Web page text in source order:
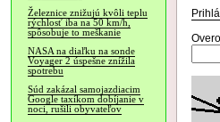
Železnice znižujú kvôli teplu
rýchlosť iba na 50 km/h,
spôsobuje to meškanie
NASA na diaľku na sonde
Voyager 2 úspešne znížila
spotrebu
Súd zakázal samojazdiacim
Google taxíkom dobíjanie v
noci, rušili obyvateľov